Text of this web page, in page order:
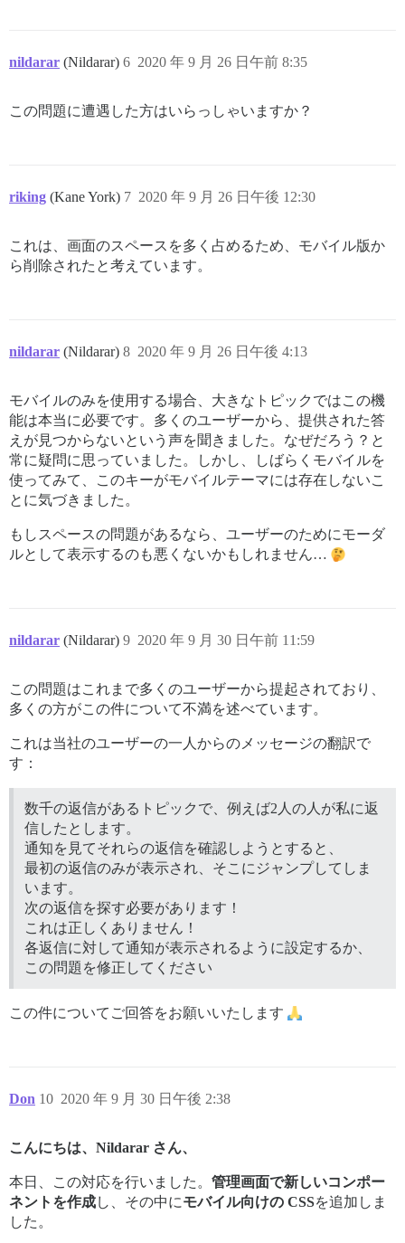
nildarar (Nildarar) 2020 年 9 月 26 日午前 8:35
6
この問題に遭遇した方はいらっしゃいますか？
riking (Kane York) 2020 年 9 月 26 日午後 12:30
7
これは、画面のスペースを多く占めるため、モバイル版か
ら削除されたと考えています。
nildarar (Nildarar) 2020 年 9 月 26 日午後 4:13
8
モバイルのみを使用する場合、大きなトピックではこの機
能は本当に必要です。多くのユーザーから、提供された答
えが見つからないという声を聞きました。なぜだろう？と
常に疑問に思っていました。しかし、しばらくモバイルを
使ってみて、このキーがモバイルテーマには存在しないこ
とに気づきました。
もしスペースの問題があるなら、ユーザーのためにモーダ
ルとして表示するのも悪くないかもしれません…
nildarar (Nildarar) 2020 年 9 月 30 日午前 11:59
9
この問題はこれまで多くのユーザーから提起されており、
多くの方がこの件について不満を述べています。
これは当社のユーザーの一人からのメッセージの翻訳で
す：
数千の返信があるトピックで、例えば2人の人が私に返
信したとします。
通知を見てそれらの返信を確認しようとすると、
最初の返信のみが表示され、そこにジャンプしてしま
います。
次の返信を探す必要があります！
これは正しくありません！
各返信に対して通知が表示されるように設定するか、
この問題を修正してください
この件についてご回答をお願いいたします
Don 2020 年 9 月 30 日午後 2:38
10
こんにちは、Nildarar さん、
本日、この対応を行いました。 管理画面で新しいコンポー
ネントを作成し、その中にモバイル向けの CSSを追加しま
した。